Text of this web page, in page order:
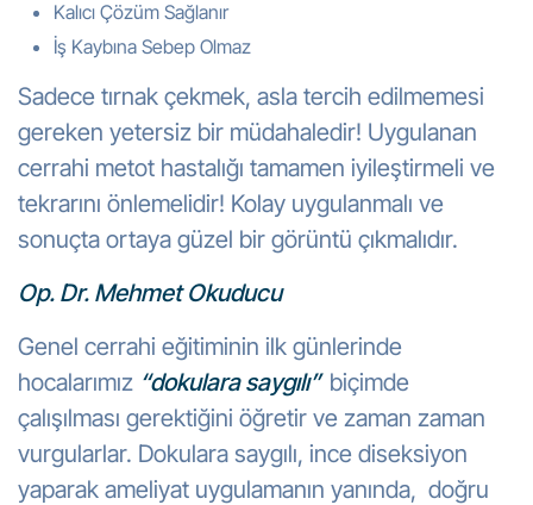
Kalıcı Çözüm Sağlanır
İş Kaybına Sebep Olmaz
Sadece tırnak çekmek, asla tercih edilmemesi
gereken yetersiz bir müdahaledir! Uygulanan
cerrahi metot hastalığı tamamen iyileştirmeli ve
tekrarını önlemelidir! Kolay uygulanmalı ve
sonuçta ortaya güzel bir görüntü çıkmalıdır.
Op. Dr. Mehmet Okuducu
Genel cerrahi eğitiminin ilk günlerinde
hocalarımız “dokulara saygılı” biçimde
çalışılması gerektiğini öğretir ve zaman zaman
vurgularlar. Dokulara saygılı, ince diseksiyon
yaparak ameliyat uygulamanın yanında, doğru